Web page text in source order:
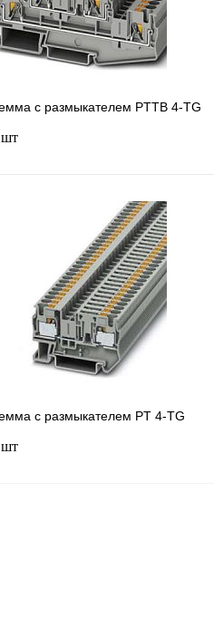
с размыкателем PTTB 4-TG
В корзину
Сравнение
Под заказ
с размыкателем PT 4-TG